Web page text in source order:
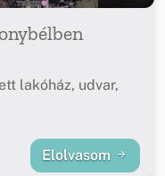
lakóház, udvar,
Elolvasom